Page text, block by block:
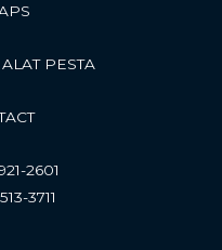
PESTA
2601
3711